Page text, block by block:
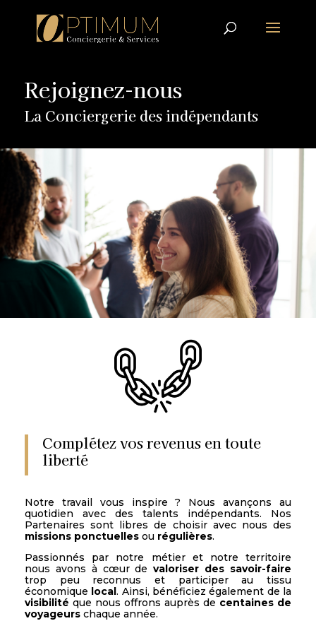
Rejoignez-nous
La Conciergerie des indépendants
Complétez vos revenus en toute
liberté
Notre travail vous inspire ? Nous avançons au
quotidien avec des talents indépendants. Nos
Partenaires sont libres de choisir avec nous des
missions ponctuelles ou régulières.
Passionnés par notre métier et notre territoire
nous avons à cœur devaloriser des savoir-faire
trop peu reconnus et participer au tissu
économique local. Ainsi, bénéficiez également de la
visibilité que nous offrons auprès de centaines de
voyageurs chaque année.